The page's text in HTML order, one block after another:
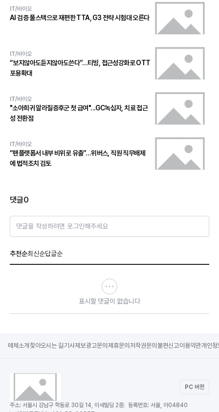
IT/바이오
AI 검증 풀스택으로 재편한 TTA, G3 전략 시험대 오른다
IT/바이오
“보지않아도듣지않아도쓴다”…티빙, 접근성강화로 OTT
포용확대
IT/바이오
"소아희귀 알라질증후군 첫 급여"...GC녹십자, 치료 접근
성 전환점
IT/바이오
“팬플랫폼서 내부 비위로 유출”…위버스, 직원 직무배제
에 법적조치 검토
댓글0
댓글을 작성하려면 로그인해주세요
추천순최신순답글순
표시할 댓글이 없습니다
매체소개 찾아오시는 길기사제보광고문의 제휴문의 저작권문의 불편신고이용약관개인정
PC 버전
주소: 서울시 강남구 학동로 30길 14, 이세빌딩 2층 등록번호: 서울, 아04840